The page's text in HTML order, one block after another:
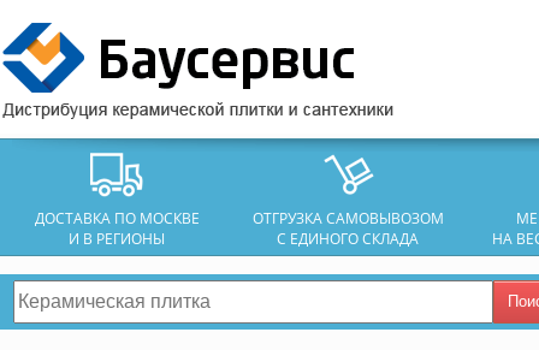
ДОСТАВКА ПО МОСКВЕ
И В РЕГИОНЫ
ОТГРУЗКА САМОВЫВОЗОМ
С ЕДИНОГО СКЛАДА
НА